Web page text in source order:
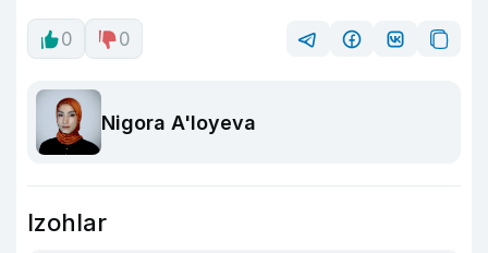
0 0
Nigora A'loyeva
Izohlar